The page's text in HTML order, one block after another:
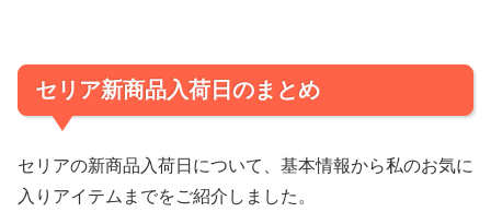
セリア新商品入荷日のまとめ
セリアの新商品入荷日について、基本情報から私のお気に
入りアイテムまでをご紹介しました。